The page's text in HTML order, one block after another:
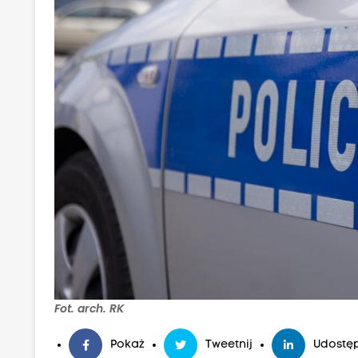
Fot. arch. RK
Pokaż Tweetnij